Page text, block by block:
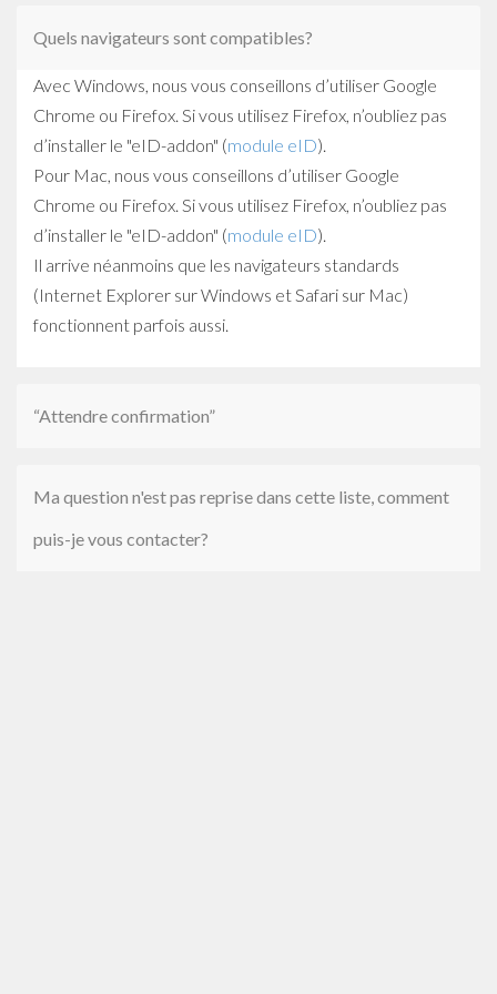
Quels navigateurs sont compatibles?
Avec Windows, nous vous conseillons d’utiliser Google
Chrome ou Firefox. Si vous utilisez Firefox, n’oubliez pas
d’installer le "eID-addon" (module eID).
Pour Mac, nous vous conseillons d’utiliser Google
Chrome ou Firefox. Si vous utilisez Firefox, n’oubliez pas
d’installer le "eID-addon" (module eID).
Il arrive néanmoins que les navigateurs standards
(Internet Explorer sur Windows et Safari sur Mac)
fonctionnent parfois aussi.
“Attendre confirmation”
Ma question n'est pas reprise dans cette liste, comment
puis-je vous contacter?